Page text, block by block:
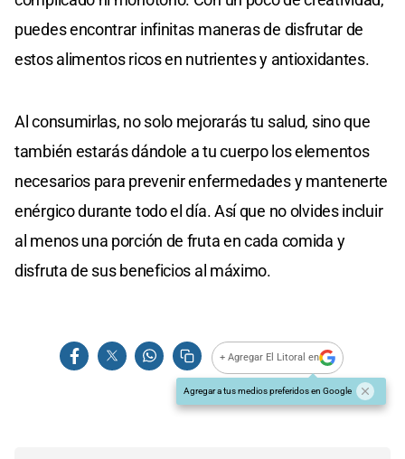
puedes encontrar infinitas maneras de disfrutar de
estos alimentos ricos en nutrientes y antioxidantes.
Al consumirlas, no solo mejorarás tu salud, sino que
también estarás dándole a tu cuerpo los elementos
necesarios para prevenir enfermedades y mantenerte
enérgico durante todo el día. Así que no olvides incluir
al menos una porción de fruta en cada comida y
disfruta de sus beneficios al máximo.
+ Agregar El Litoral en
Agregar a tus medios preferidos en Google